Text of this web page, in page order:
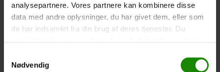
analysepartnere. Vores partnere kan kombinere disse
data med andre oplysninger, du har givet dem, eller som
de har indsamlet fra din brug af deres tjenester. Du
Nødvendig
Fischernetz für Kinder (+ 30,00kr.)
Teleskopstange 52-129cm. Ø30cm – Kann nicht in
einer bestimmten Farbe gebucht werden.